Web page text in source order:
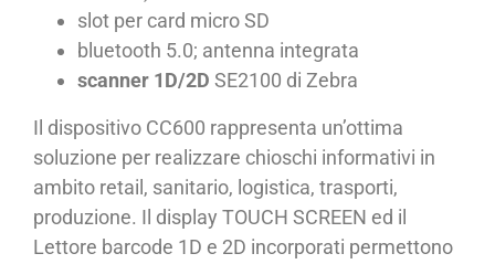
slot per card micro SD
bluetooth 5.0; antenna integrata
scanner 1D/2D SE2100 di Zebra
Il dispositivo CC600 rappresenta un’ottima
soluzione per realizzare chioschi informativi in
ambito retail, sanitario, logistica, trasporti,
produzione. Il display TOUCH SCREEN ed il
Lettore barcode 1D e 2D incorporati permettono